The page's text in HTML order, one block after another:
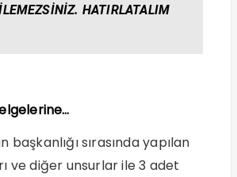
HATIRLATALIM
başkanlığı sırasında yapılan
ve diğer unsurlar ile 3 adet